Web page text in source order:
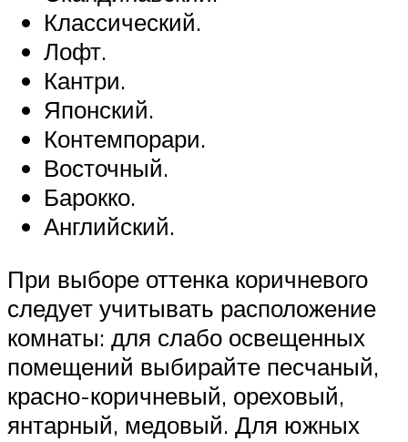
Классический.
Лофт.
Кантри.
Японский.
Контемпорари.
Восточный.
Барокко.
Английский.
При выборе оттенка коричневого
следует учитывать расположение
комнаты: для слабо освещенных
помещений выбирайте песчаный,
красно-коричневый, ореховый,
янтарный, медовый. Для южных